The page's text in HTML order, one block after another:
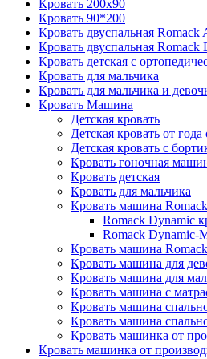
Кровать 200x90
Кровать 90*200
Кровать двуспальная Romack
Кровать двуспальная Romack
Кровать детская с
Кровать для мальчика
Кровать для мальчика и
Кровать Машина
Детская кровать
Детская кровать от
Детская кровать с
Кровать гоночная
Кровать детская
Кровать для мальчика
Кровать машина
Romack Dynamic
Romack Dynamic-
Кровать машина
Кровать машина для
Кровать машина для
Кровать машина с
Кровать машина
Кровать машина
Кровать машинка от
Кровать машинка от